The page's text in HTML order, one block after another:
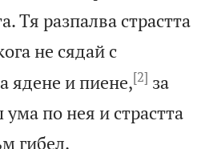
Тя разпалва страстта
не сядай с
ядене и пиене,[2] за
ума по нея и страстта
гибел.